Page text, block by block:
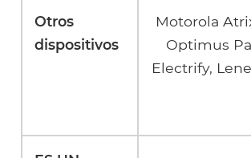
Otros
dispositivos
Motorola
Optimus
Electrify,